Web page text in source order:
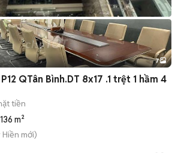
+2
7
8x17 .1 trệt 1 hầm 4
tiền
136 m²
Hiền mới)